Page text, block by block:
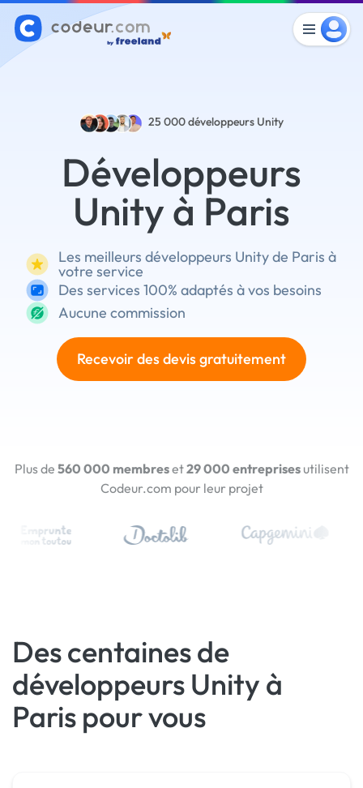
25 000développeurs Unity
Développeurs
Unity à Paris
Les meilleurs développeurs Unity de Paris à
votre service
Des services 100% adaptés à vos besoins
Aucune commission
Recevoir des devis gratuitement
Plus de 560 000 membreset29 000 entreprisesutilisent
Codeur.com pour leur projet
Des centaines de
développeurs Unity à
Paris pour vous